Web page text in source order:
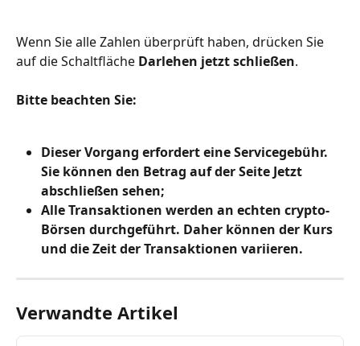
Wenn Sie alle Zahlen überprüft haben, drücken Sie
auf die Schaltfläche Darlehen jetzt schließen.
Bitte beachten Sie:
Dieser Vorgang erfordert eine Servicegebühr.
Sie können den Betrag auf der Seite Jetzt
abschließen sehen;
Alle Transaktionen werden an echten crypto-
Börsen durchgeführt. Daher können der Kurs
und die Zeit der Transaktionen variieren.
Verwandte Artikel